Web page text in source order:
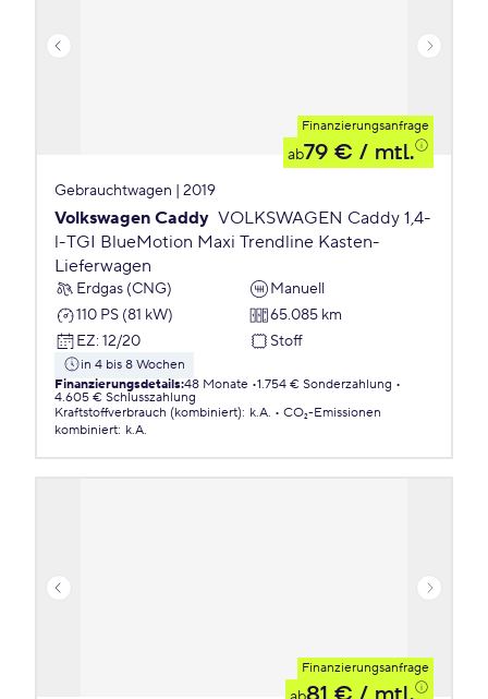
Finanzierungsanfrage
ab79 € / mtl.
Gebrauchtwagen | 2019
Volkswagen Caddy VOLKSWAGEN Caddy 1,4-
l-TGI BlueMotion Maxi Trendline Kasten-
Lieferwagen
Erdgas (CNG)
Manuell
110 PS (81 kW)
65.085 km
EZ: 12/20 Stoff
in 4 bis 8 Wochen
Finanzierungsdetails:48 Monate 1.754 € Sonderzahlung
4.605 € Schlusszahlung
Kraftstoffverbrauch (kombiniert): k.A.
CO₂-Emissionen
kombiniert: k.A.
Finanzierungsanfrage